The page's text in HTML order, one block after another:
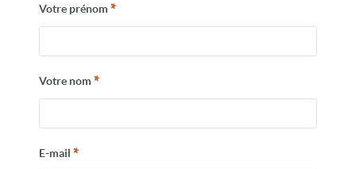
Votre prénom *
Votre nom *
E-mail *